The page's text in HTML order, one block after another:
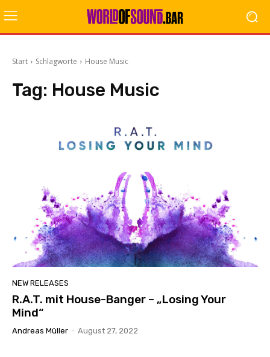
Start Schlagworte House Music
Tag: House Music
NEW RELEASES
R.A.T. mit House-Banger – „Losing Your
Mind“
Andreas Müller - August 27, 2022